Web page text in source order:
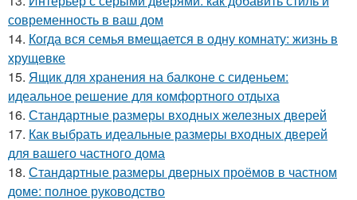
современность в ваш дом
14. Когда вся семья вмещается в одну комнату: жизнь в
хрущевке
15. Ящик для хранения на балконе с сиденьем:
идеальное решение для комфортного отдыха
16. Стандартные размеры входных железных дверей
17. Как выбрать идеальные размеры входных дверей
для вашего частного дома
18. Стандартные размеры дверных проёмов в частном
доме: полное руководство